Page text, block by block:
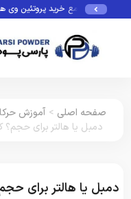
جامع خرید پروتئین وی هیلمار |
صفحه اصلی > آموزش
دمبل یا هالتر برای
دمبل یا هالتر برای